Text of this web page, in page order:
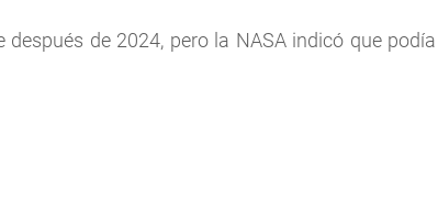
después de 2024, pero la NASA indicó que